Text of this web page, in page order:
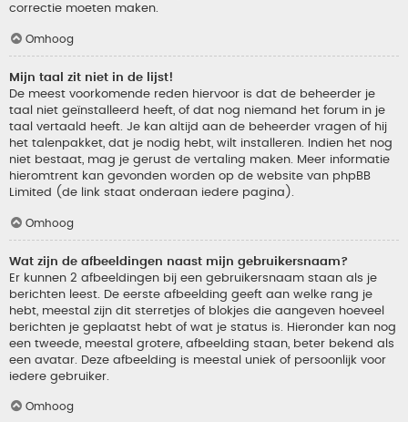
correctie moeten maken.
Omhoog
Mijn taal zit niet in de lijst!
De meest voorkomende reden hiervoor is dat de beheerder je
taal niet geïnstalleerd heeft, of dat nog niemand het forum in je
taal vertaald heeft. Je kan altijd aan de beheerder vragen of hij
het talenpakket, dat je nodig hebt, wilt installeren. Indien het nog
niet bestaat, mag je gerust de vertaling maken. Meer informatie
hieromtrent kan gevonden worden op de website van phpBB
Limited (de link staat onderaan iedere pagina).
Omhoog
Wat zijn de afbeeldingen naast mijn gebruikersnaam?
Er kunnen 2 afbeeldingen bij een gebruikersnaam staan als je
berichten leest. De eerste afbeelding geeft aan welke rang je
hebt, meestal zijn dit sterretjes of blokjes die aangeven hoeveel
berichten je geplaatst hebt of wat je status is. Hieronder kan nog
een tweede, meestal grotere, afbeelding staan, beter bekend als
een avatar. Deze afbeelding is meestal uniek of persoonlijk voor
iedere gebruiker.
Omhoog